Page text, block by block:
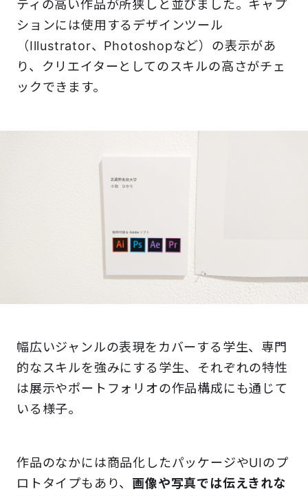
ティの高い作品が所狭しと並びました。キャプ
ションには使用するデザインツール
（Illustrator、Photoshopなど）の表示があ
り、クリエイターとしてのスキルの高さがチェ
ックできます。
幅広いジャンルの表現をカバーする学生、専門
的なスキルを強みにする学生、それぞれの特性
は展示やポートフォリオの作品構成にも通じて
いる様子。
作品のなかには商品化したパッケージやUIのプ
ロトタイプもあり、 画像や写真では伝えきれな